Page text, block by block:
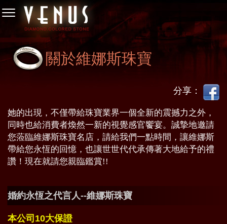
關於維娜斯珠寶
分享：
她的出現，不僅帶給珠寶業界一個全新的震撼力之外，
同時也給消費者煥然一新的視覺感官饗宴。誠摯地邀請
您蒞臨維娜斯珠寶名店，請給我們一點時間，讓維娜斯
帶給您永恆的回憶，也讓世世代代承傳著大地給予的禮
讚！現在就請您親臨鑑賞!!
婚約永恆之代言人--維娜斯珠寶
本公司10大保證